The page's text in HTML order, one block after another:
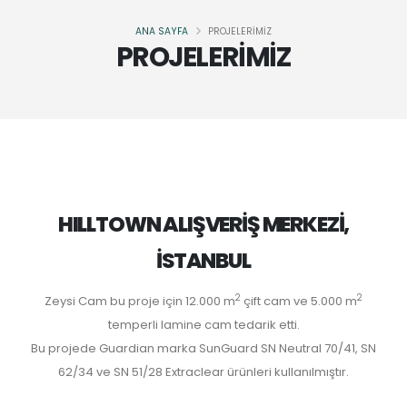
PROJELERİMİZ
ANA SAYFA PROJELERİMİZ
HILLTOWN ALIŞVERİŞ MERKEZİ,
İSTANBUL
Zeysi Cam bu proje için 12.000 m2 çift cam ve 5.000 m2
temperli lamine cam tedarik etti.
Bu projede Guardian marka SunGuard SN Neutral 70/41, SN
62/34 ve SN 51/28 Extraclear ürünleri kullanılmıştır.